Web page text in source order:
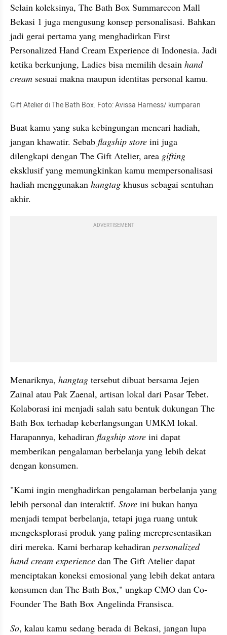
Selain koleksinya, The Bath Box Summarecon Mall
Bekasi 1 juga mengusung konsep personalisasi. Bahkan
jadi gerai pertama yang menghadirkan First
Personalized Hand Cream Experience di Indonesia. Jadi
ketika berkunjung, Ladies bisa memilih desain hand
cream sesuai makna maupun identitas personal kamu.
Gift Atelier di The Bath Box. Foto: Avissa Harness/ kumparan
Buat kamu yang suka kebingungan mencari hadiah,
jangan khawatir. Sebab flagship store ini juga
dilengkapi dengan The Gift Atelier, area gifting
eksklusif yang memungkinkan kamu mempersonalisasi
hadiah menggunakan hangtag khusus sebagai sentuhan
akhir.
ADVERTISEMENT
Menariknya, hangtag tersebut dibuat bersama Jejen
Zainal atau Pak Zaenal, artisan lokal dari Pasar Tebet.
Kolaborasi ini menjadi salah satu bentuk dukungan The
Bath Box terhadap keberlangsungan UMKM lokal.
Harapannya, kehadiran flagship store ini dapat
memberikan pengalaman berbelanja yang lebih dekat
dengan konsumen.
"Kami ingin menghadirkan pengalaman berbelanja yang
lebih personal dan interaktif. Store ini bukan hanya
menjadi tempat berbelanja, tetapi juga ruang untuk
mengeksplorasi produk yang paling merepresentasikan
diri mereka. Kami berharap kehadiran personalized
hand cream experience dan The Gift Atelier dapat
menciptakan koneksi emosional yang lebih dekat antara
konsumen dan The Bath Box," ungkap CMO dan Co-
Founder The Bath Box Angelinda Fransisca.
So, kalau kamu sedang berada di Bekasi, jangan lupa